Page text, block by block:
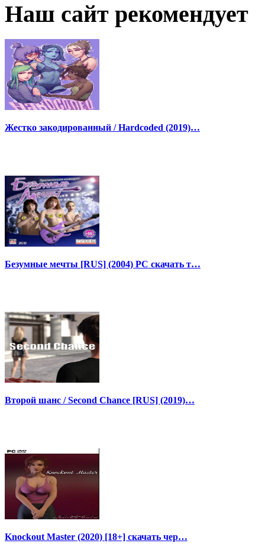
Наш сайт рекомендует
Жестко закодированный / Hardcoded (2019)…
Безумные мечты [RUS] (2004) PC скачать т…
Второй шанс / Second Chance [RUS] (2019)…
Knockout Master (2020) [18+] скачать чер…